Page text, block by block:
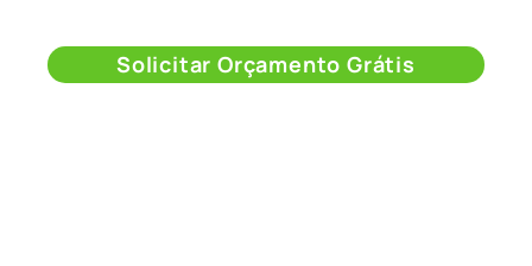
Solicitar Orçamento Grátis